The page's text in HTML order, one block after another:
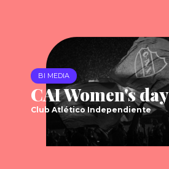
BI MEDIA
CAI Women's day
Club Atlético Independiente